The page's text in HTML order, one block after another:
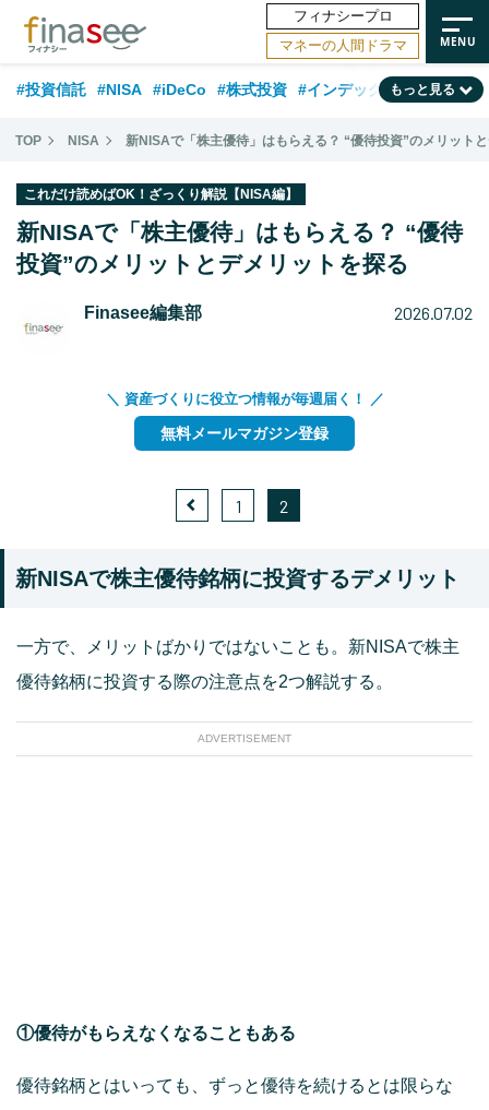
フィナシープロ
マネーの人間ドラマ
#投資信託 #NISA #iDeCo #株式投資 #インデックスファンド
#相談事例 #新NISA #相続・贈与 #FP #積立投資 #30代
#公的年金 #フィナンシャル・ウェルビーイング #トレンド
#50代 #データ・調査 #老後 #60代 #国内株式型
もっと見る
TOP NISA 新NISAで「株主優待」はもらえる？ “優待投資”のメリット
これだけ読めばOK！ざっくり解説【NISA編】
新NISAで「株主優待」はもらえる？ “優待
投資”のメリットとデメリットを探る
Finasee編集部 2026.07.02
＼ 資産づくりに役立つ情報が毎週届く！ ／
無料メールマガジン登録
1 2
新NISAで株主優待銘柄に投資するデメリット
一方で、メリットばかりではないことも。新NISAで株主
優待銘柄に投資する際の注意点を2つ解説する。
ADVERTISEMENT
①優待がもらえなくなることもある
優待銘柄とはいっても、ずっと優待を続けるとは限らな